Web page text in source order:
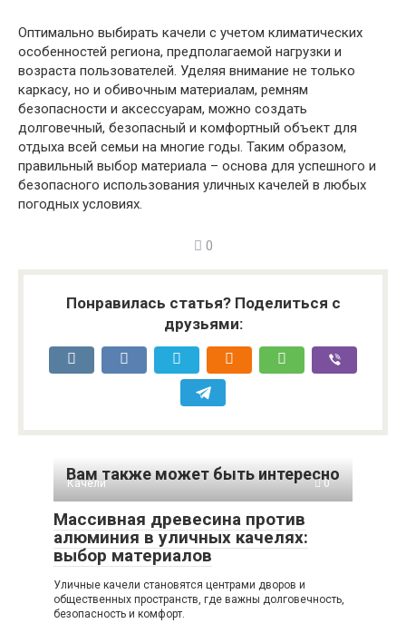
Оптимально выбирать качели с учетом климатических
особенностей региона, предполагаемой нагрузки и
возраста пользователей. Уделяя внимание не только
каркасу, но и обивочным материалам, ремням
безопасности и аксессуарам, можно создать
долговечный, безопасный и комфортный объект для
отдыха всей семьи на многие годы. Таким образом,
правильный выбор материала – основа для успешного и
безопасного использования уличных качелей в любых
погодных условиях.
0
Понравилась статья? Поделиться с
друзьями:
Вам также может быть интересно
Качели 0
Массивная древесина против
алюминия в уличных качелях:
выбор материалов
Уличные качели становятся центрами дворов и
общественных пространств, где важны долговечность,
безопасность и комфорт.